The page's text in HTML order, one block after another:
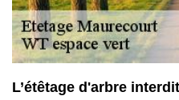
L’étêtage d'arbre